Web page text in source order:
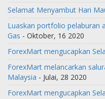
Selamat Menyambut Hari
Luaskan portfolio pelaburan
Gas - Oktober, 16 2020
ForexMart mengucapkan
ForexMart melancarkan
Malaysia - Julai, 28 2020
ForexMart mengucapkan